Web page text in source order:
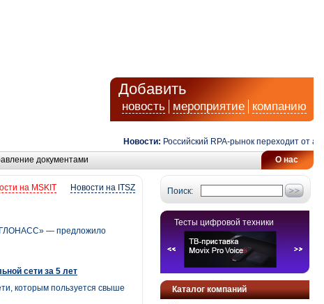
Добавить
новость мероприятие компанию
Новости: Российский RPA-рынок переходит от
О нас
документами
Поиск:
Тесты цифровой техники
Каталог компаний
Новости на ITSZ
на MSKIT
ГЛОНАСС» — предложило
сети за 5 лет
которым пользуется свыше